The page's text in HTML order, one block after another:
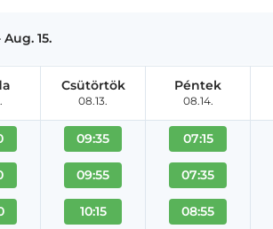
15.
Csütörtök
08.13.
09:35
09:55
10:15
Péntek
08.14.
07:15
07:35
08:55